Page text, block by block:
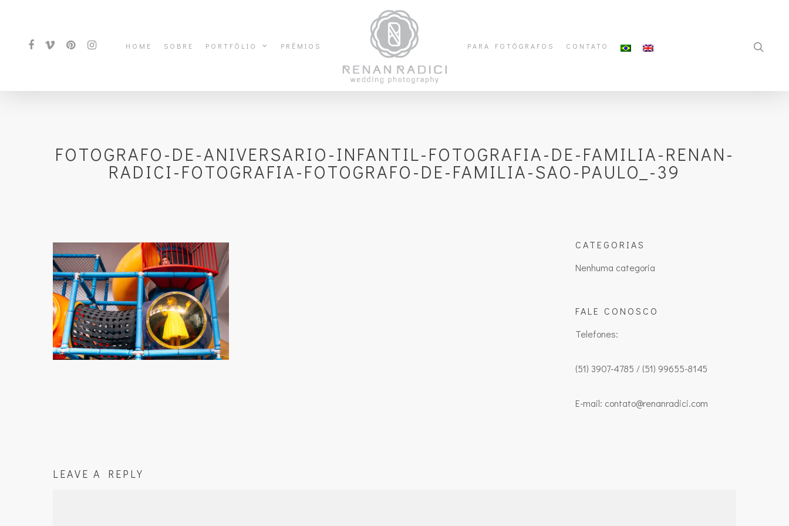
HOME SOBRE PORTFÓLIO PRÊMIOS PARA FOTÓGRAFOS CONTATO
FOTOGRAFO-DE-ANIVERSARIO-INFANTIL-FOTOGRAFIA-DE-FAMILIA-RENAN-
RADICI-FOTOGRAFIA-FOTOGRAFO-DE-FAMILIA-SAO-PAULO_-39
CATEGORIAS
Nenhuma categoria
FALE CONOSCO
Telefones:
(51) 3907-4785 / (51) 99655-8145
E-mail: contato@renanradici.com
LEAVE A REPLY